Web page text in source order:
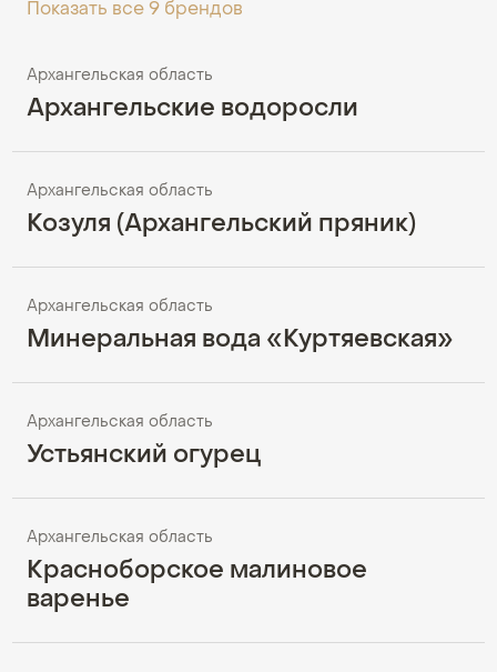
Показать все 9 брендов
Архангельская область
Архангельские водоросли
Архангельская область
Козуля (Архангельский пряник)
Архангельская область
Минеральная вода «Куртяевская»
Архангельская область
Устьянский огурец
Архангельская область
Красноборское малиновое
варенье